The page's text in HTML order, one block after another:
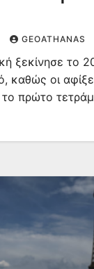
GEOATHANAS
ξεκίνησε το
καθώς οι
πρώτο